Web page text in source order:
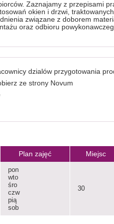
Zaznajamy z przepisami
okien i drzwi,
związane z doborem
oraz odbioru
dzialów przygotowania
ze strony Novum
Plan zajęć Miejsc
pon
wto
śro
czw
pią
sob
30